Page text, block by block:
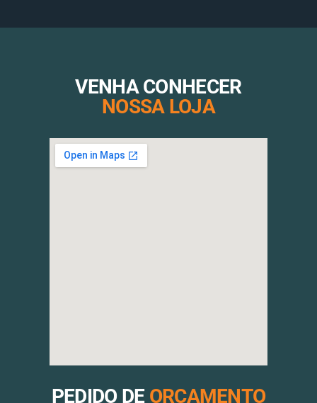
VENHA CONHECER
NOSSA LOJA
PEDIDO DE ORÇAMENTO